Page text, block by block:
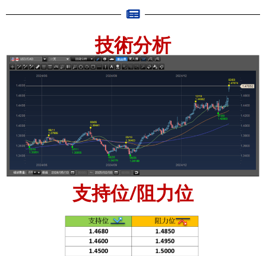
技術分析
支持位/阻力位